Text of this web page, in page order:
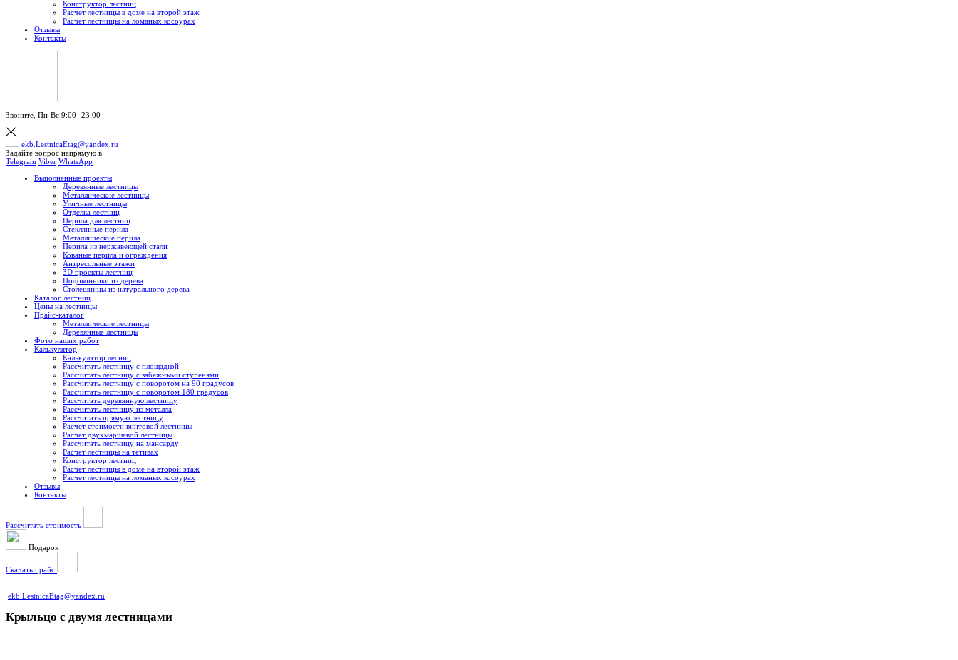
Конструктор лестниц
Расчет лестницы в доме на второй этаж
Расчет лестницы на ломаных косоурах
Отзывы
Контакты
Звоните, Пн-Вс 9:00- 23:00
ekb.LestnicaEtag@yandex.ru
Задайте вопрос напрямую в:
Telegram Viber WhatsApp
Выполненные проекты
Деревянные лестницы
Металлические лестницы
Уличные лестницы
Отделка лестниц
Перила для лестниц
Стеклянные перила
Металлические перила
Перила из нержавеющей стали
Кованые перила и ограждения
Антресольные этажи
3D проекты лестниц
Подоконники из дерева
Столешницы из натурального дерева
Каталог лестниц
Цены на лестницы
Прайс-каталог
Металлические лестницы
Деревянные лестницы
Фото наших работ
Калькулятор
Калькулятор лесниц
Рассчитать лестницу с площадкой
Рассчитать лестницу с забежными ступенями
Рассчитать лестницу с поворотом на 90 градусов
Рассчитать лестницу с поворотом 180 градусов
Рассчитать деревянную лестницу
Рассчитать лестницу из металла
Рассчитать прямую лестницу
Расчет стоимости винтовой лестницы
Расчет двухмаршевой лестницы
Рассчитать лестницу на мансарду
Расчет лестницы на тетивах
Конструктор лестниц
Расчет лестницы в доме на второй этаж
Расчет лестницы на ломаных косоурах
Отзывы
Контакты
Рассчитать стоимость
Подарок
Скачать прайс
ekb.LestnicaEtag@yandex.ru
Крыльцо с двумя лестницами